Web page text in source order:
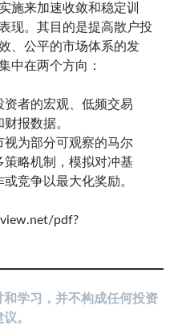
施来加速收敛和稳定训
现。其目的是提高散户投
、公平的市场体系的发
中在两个方向：
资者的宏观、低频交易
报数据。
视为部分可观察的马尔
略机制，模拟对冲基
竞争以最大化奖励。
pdf?
学习，并不构成任何投资
。